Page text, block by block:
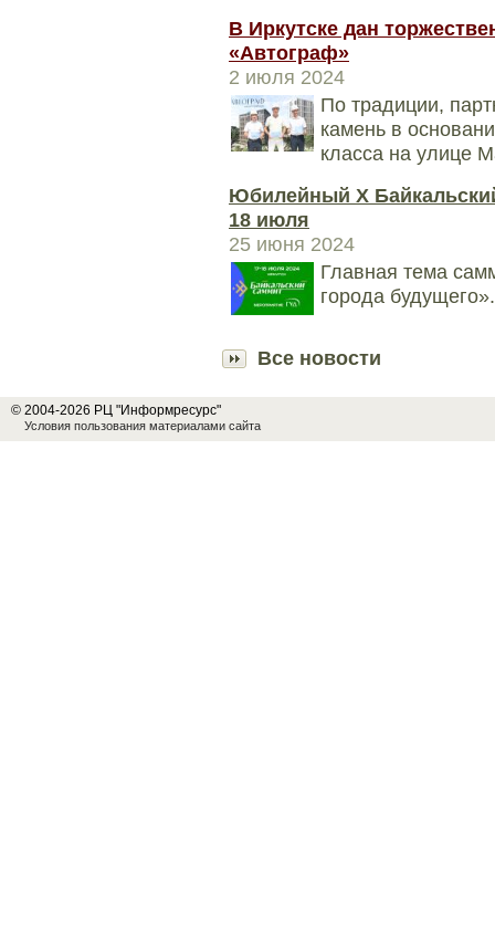
В Иркутске дан
«Автограф»
2 июля 2024
По традиции,
камень в
класса на улице
Юбилейный X
18 июля
25 июня 2024
Главная тема
города будущего».
Все новости
© 2004-2026 РЦ "Информресурс"
Условия пользования материалами сайта